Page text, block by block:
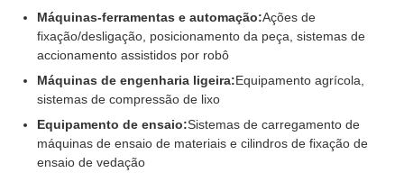
Máquinas-ferramentas e automação:Ações de
fixação/desligação, posicionamento da peça, sistemas de
accionamento assistidos por robô
Máquinas de engenharia ligeira:Equipamento agrícola,
sistemas de compressão de lixo
Equipamento de ensaio:Sistemas de carregamento de
máquinas de ensaio de materiais e cilindros de fixação de
ensaio de vedação